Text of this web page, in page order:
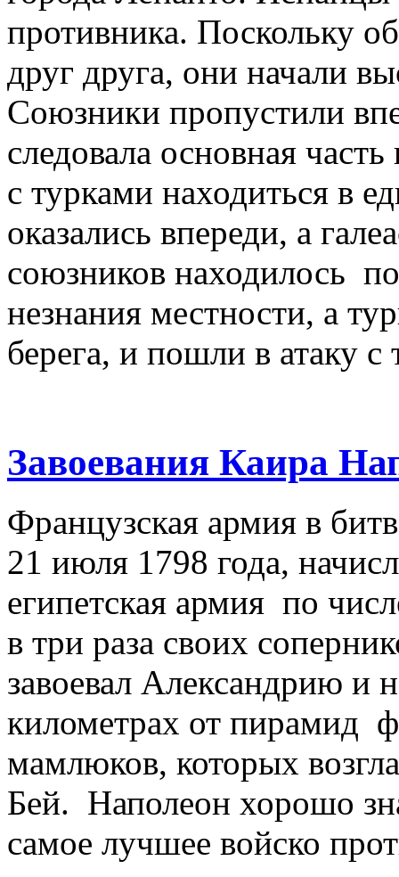
противника. Поскольку
друг друга, они начали
Союзники пропустили
следовала основная
с турками находиться в
оказались впереди, а
союзников находилось
незнания местности, а
берега, и пошли в атаку
Завоевания Каира
Французская армия в
21 июля 1798 года,
египетская армия по
в три раза своих
завоевал Александрию и
километрах от пирамид
мамлюков, которых
Бей. Наполеон хорошо
самое лучшее войско